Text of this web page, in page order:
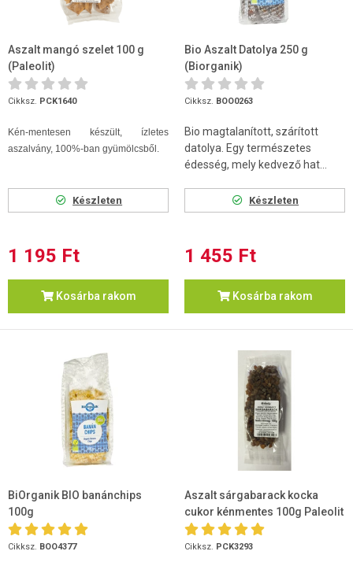
Aszalt mangó szelet 100 g
(Paleolit)
Cikksz. PCK1640
Kén-mentesen készült, ízletes
aszalvány, 100%-ban gyümölcsből.
Készleten
1 195 Ft
Kosárba rakom
Bio Aszalt Datolya 250 g
(Biorganik)
Cikksz. BOO0263
Bio magtalanított, szárított
datolya. Egy természetes
édesség, mely kedvező hat...
Készleten
1 455 Ft
Kosárba rakom
BiOrganik BIO banánchips
100g
Cikksz. BOO4377
Aszalt sárgabarack kocka
cukor kénmentes 100g Paleolit
Cikksz. PCK3293